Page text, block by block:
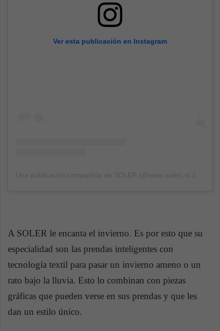
Ver esta publicación en Instagram
A SOLER le encanta el invierno. Es por esto que su
especialidad son las prendas inteligentes con
tecnología textil para pasar un invierno ameno o un
rato bajo la lluvia. Esto lo combinan con piezas
gráficas que pueden verse en sus prendas y que les
dan un estilo único.